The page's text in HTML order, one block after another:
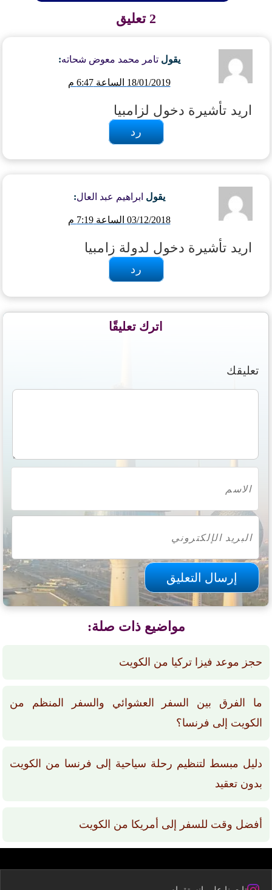
2 تعليق
يقول تامر محمد معوض شحاته:
18/01/2019 الساعة 6:47 م
اريد تأشيرة دخول لزامبيا
رد
يقول ابراهيم عبد العال:
03/12/2018 الساعة 7:19 م
اريد تأشيرة دخول لدولة زامبيا
رد
اترك تعليقًا
تعليقك
مواضيع ذات صلة:
حجز موعد فيزا تركيا من الكويت
ما الفرق بين السفر العشوائي والسفر المنظم من
الكويت إلى فرنسا؟
دليل مبسط لتنظيم رحلة سياحية إلى فرنسا من الكويت
بدون تعقيد
أفضل وقت للسفر إلى أمريكا من الكويت